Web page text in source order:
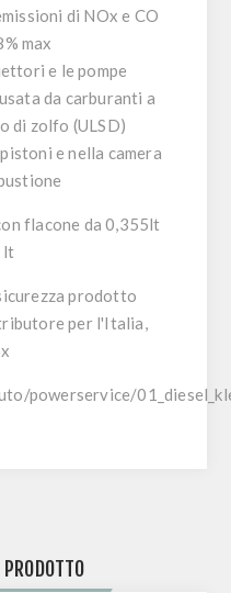
di NOx e CO
max
e le pompe
da carburanti a
di zolfo (ULSD)
e nella camera
flacone da 0,355lt
lt
prodotto
per l'Italia,
powerservice/